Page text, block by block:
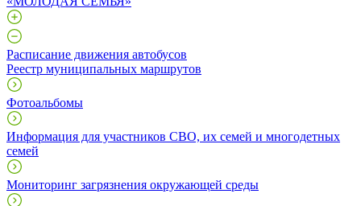
Расписание движения автобусов
Реестр муниципальных маршрутов
Фотоальбомы
Информация для участников СВО, их семей и многодетных
семей
Мониторинг загрязнения окружающей среды